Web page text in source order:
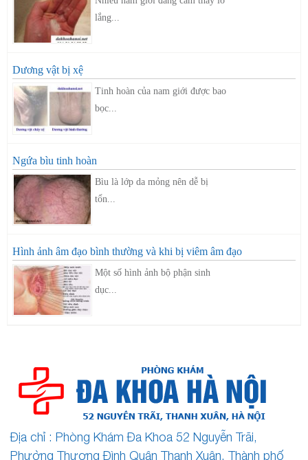
lắng...
Dương vật bị xệ
Tinh hoàn của nam giới được bao
bọc...
Ngứa bìu tinh hoàn
Bìu là lớp da mỏng nên dễ bị
tổn...
Hình ảnh âm đạo bình thường và khi bị viêm âm đạo
Một số hình ảnh bộ phận sinh
dục...
Địa chỉ : Phòng Khám Đa Khoa 52 Nguyễn Trãi,
Phường Thượng Đình Quận Thanh Xuân, Thành phố